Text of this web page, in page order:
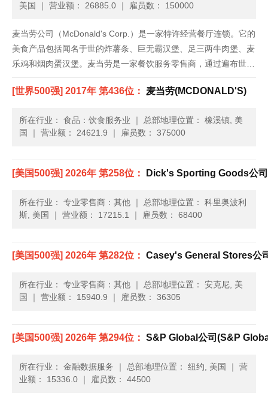
美国
｜ 营业额： 26885.0 ｜ 雇员数： 150000
麦当劳公司（McDonald's Corp.）是一家特许经营餐厅连锁。它的
美食产品包括闻名于世的炸薯条、巨无霸汉堡、足三两牛肉堡、麦
乐鸡和烟肉蛋汉堡。麦当劳是一家餐饮服务零售商，通过遍布世界
各地的餐厅，每天为118个国家约5,000万人提供饮食服务。这家
公司成立于1948年，总部位于伊利诺伊州的欧克......
[世界500强] 2017年 第436位： 麦当劳(MCDONALD'S)
所在行业： 食品：饮食服务业 ｜ 总部地理位置： 橡溪镇, 美
国
｜ 营业额： 24621.9 ｜ 雇员数： 375000
[美国500强] 2026年 第258位： Dick's Sporting Goods公
所在行业： 专业零售商：其他 ｜ 总部地理位置： 科里奥波利
斯, 美国
｜ 营业额： 17215.1 ｜ 雇员数： 68400
[美国500强] 2026年 第282位： Casey's General Stores公
所在行业： 专业零售商：其他 ｜ 总部地理位置： 安克尼, 美
国
｜ 营业额： 15940.9 ｜ 雇员数： 36305
[美国500强] 2026年 第294位： S&P Global公司(S&P
所在行业： 金融数据服务 ｜ 总部地理位置： 纽约, 美国 ｜ 营
业额： 15336.0 ｜ 雇员数： 44500